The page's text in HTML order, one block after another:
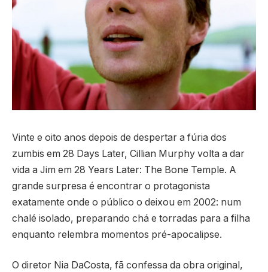
Vinte e oito anos depois de despertar a fúria dos
zumbis em 28 Days Later, Cillian Murphy volta a dar
vida a Jim em 28 Years Later: The Bone Temple. A
grande surpresa é encontrar o protagonista
exatamente onde o público o deixou em 2002: num
chalé isolado, preparando chá e torradas para a filha
enquanto relembra momentos pré-apocalipse.
O diretor Nia DaCosta, fã confessa da obra original,